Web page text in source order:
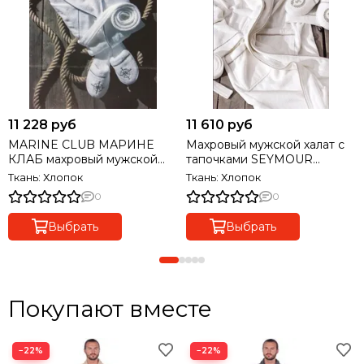
11 228 руб
MARINE CLUB МАРИНЕ
КЛАБ махровый мужской
халат с тапочками Maison
Dor Турция
Ткань: Хлопок
0
Выбрать
11 610 руб
Махровый мужской халат с
тапочками SEYMOUR
СЕЙМУР Maison Dor Турция
Ткань: Хлопок
0
Выбрать
Покупают вместе
−22% −22%